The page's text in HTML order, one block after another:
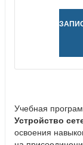
Учебная
Устройство
освоения